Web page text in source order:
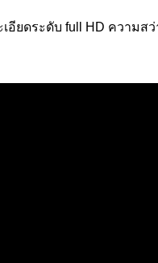
เอียดระดับ full HD ควา